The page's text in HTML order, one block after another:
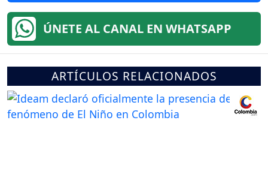
ÚNETE AL CANAL EN WHATSAPP
ARTÍCULOS RELACIONADOS